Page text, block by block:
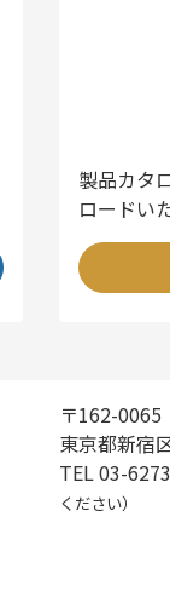
製品カタ
ロードい
〒162-0065
東京都新宿
TEL 03-
ください）